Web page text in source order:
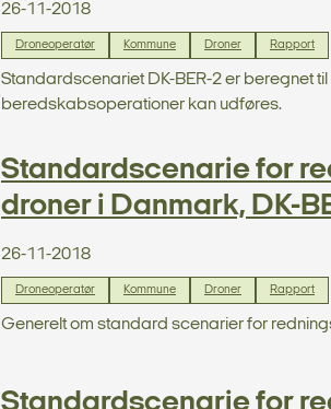
26-11-2018
Droneoperatør Kommune Droner Rapport
Standardscenariet DK-BER-2 er beregnet
beredskabsoperationer kan udføres.
Standardscenarie for
droner i Danmark, DK-
26-11-2018
Droneoperatør Kommune Droner Rapport
Generelt om standard scenarier for